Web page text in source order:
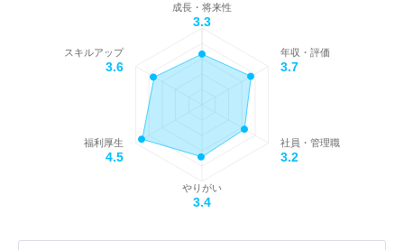
成長・将来性
3.3
年収・評価
3.7
社員・管理職
3.2
やりがい
3.4
福利厚生
4.5
スキルアップ
3.6